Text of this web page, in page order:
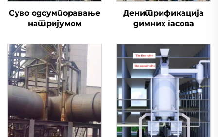
Суво одсумпоравање
натријумом
Денитрификација
димних гасова